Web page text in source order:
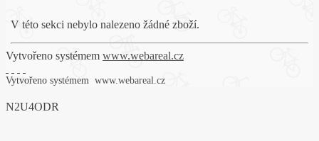
V této sekci nebylo nalezeno žádné zboží.
Vytvořeno systémem www.webareal.cz
Vytvořeno systémem www.webareal.cz
N2U4ODR